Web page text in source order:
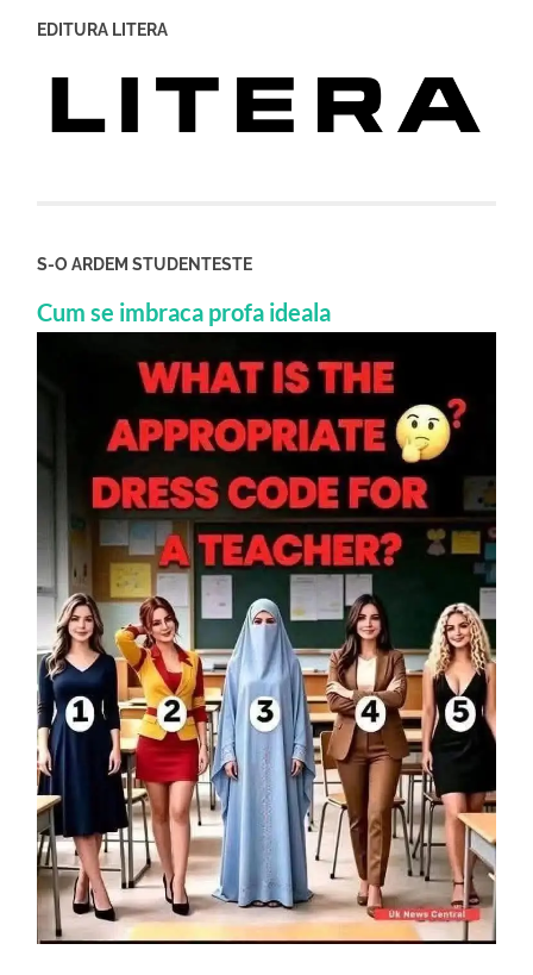
EDITURA LITERA
S-O ARDEM STUDENTESTE
Cum se imbraca profa ideala